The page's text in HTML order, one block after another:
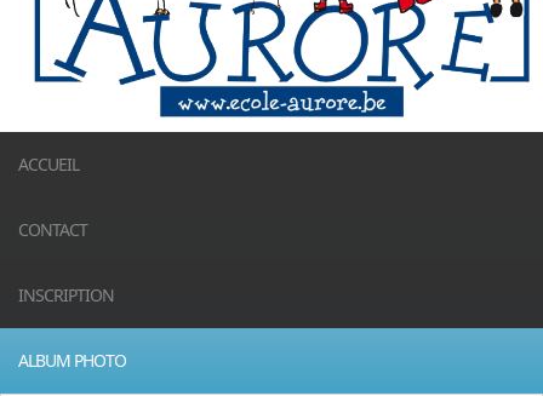
ACCUEIL
CONTACT
INSCRIPTION
ALBUM PHOTO